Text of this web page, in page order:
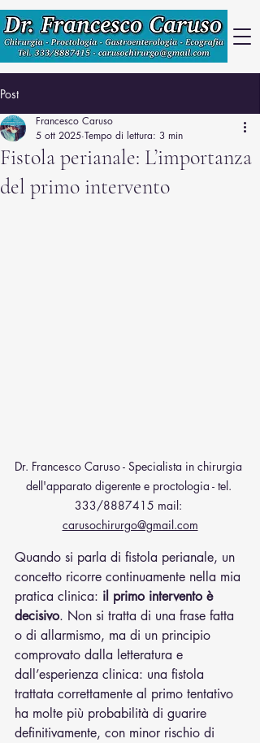
Post
Fistola perianale: L’importanza
del primo intervento
Francesco Caruso
5 ott 2025 Tempo di lettura: 3 min
Dr. Francesco Caruso - Specialista in chirurgia
dell'apparato digerente e proctologia - tel.
333/8887415 mail:
carusochirurgo@gmail.com
Quando si parla di fistola perianale, un
concetto ricorre continuamente nella mia
pratica clinica: il primo intervento è
decisivo. Non si tratta di una frase fatta
o di allarmismo, ma di un principio
comprovato dalla letteratura e
dall’esperienza clinica: una fistola
trattata correttamente al primo tentativo
ha molte più probabilità di guarire
definitivamente, con minor rischio di